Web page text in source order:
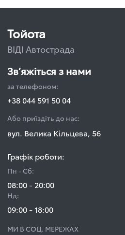
Тойота
ВІДІ Автострада
Зв’яжіться з нами
за телефоном:
+38 044 591 50 04
Або приїздіть до нас:
вул. Велика Кільцева, 56
Графік роботи:
Пн - Сб:
08:00 - 20:00
Нд:
09:00 - 18:00
МИ В СОЦ. МЕРЕЖАХ